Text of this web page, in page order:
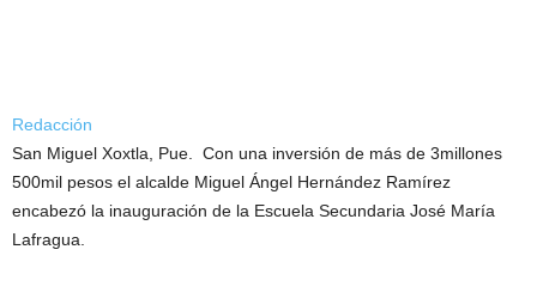
Redacción
San Miguel Xoxtla, Pue. Con una inversión de más de 3millones
500mil pesos el alcalde Miguel Ángel Hernández Ramírez
encabezó la inauguración de la Escuela Secundaria José María
Lafragua.